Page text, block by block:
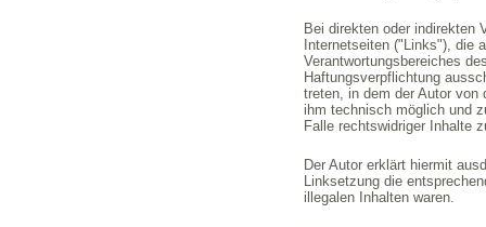
Bei direkten oder indirekten
Internetseiten ("Links"), die
Verantwortungsbereiches
Haftungsverpflichtung
treten, in dem der Autor von
ihm technisch möglich und
Falle rechtswidriger Inhalte
Der Autor erklärt hiermit
Linksetzung die
illegalen Inhalten waren.